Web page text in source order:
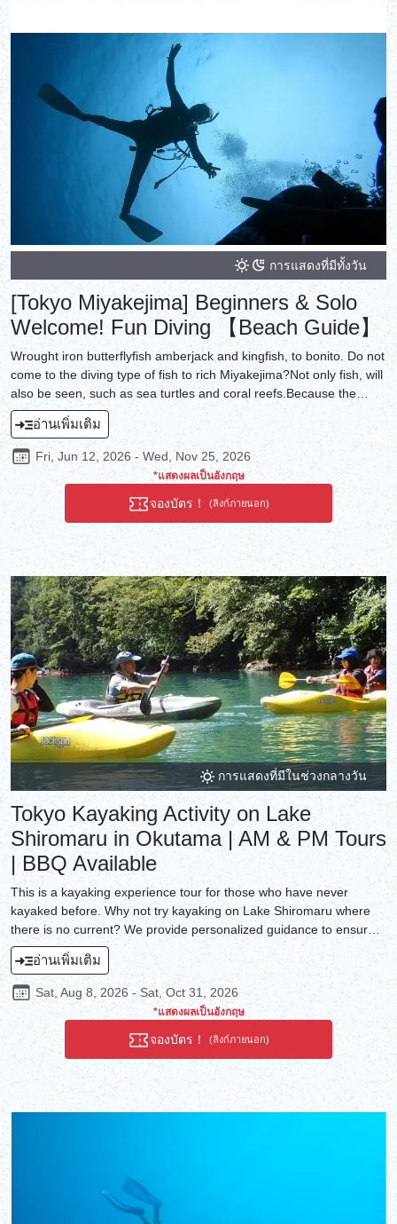
การแสดงที่มีทั้งวัน
[Tokyo Miyakejima] Beginners & Solo
Welcome! Fun Diving 【Beach Guide】
Wrought iron butterflyfish amberjack and kingfish, to bonito. Do not
come to the diving type of fish to rich Miyakejima?Not only fish, will
also be seen, such as sea turtles and coral reefs.Because the
beach guide, also you can join us with confidence in the weaker to
the ship!
อ่านเพิ่มเติม
Fri, Jun 12, 2026 - Wed, Nov 25, 2026
*แสดงผลเป็นอังกฤษ
จองบัตร！ (ลิงก์ภายนอก)
การแสดงที่มีในช่วงกลางวัน
Tokyo Kayaking Activity on Lake
Shiromaru in Okutama | AM & PM Tours
| BBQ Available
This is a kayaking experience tour for those who have never
kayaked before. Why not try kayaking on Lake Shiromaru where
there is no current? We provide personalized guidance to ensure
everyone is satisfied with the tour!
อ่านเพิ่มเติม
Sat, Aug 8, 2026 - Sat, Oct 31, 2026
*แสดงผลเป็นอังกฤษ
จองบัตร！ (ลิงก์ภายนอก)